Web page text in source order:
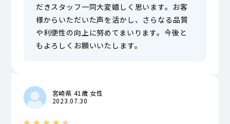
だきスタッフ一同大変嬉しく思います。お客
様からいただいた声を活かし、さらなる品質
や利便性の向上に努めてまいります。今後と
もよろしくお願いいたします。
宮崎県 41歳 女性
2023.07.30